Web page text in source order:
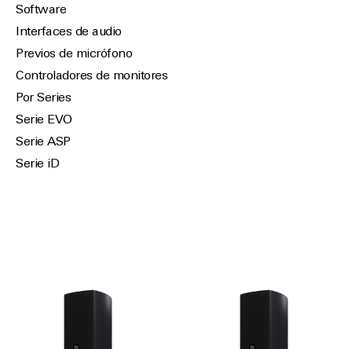
Software
Interfaces de audio
Previos de micrófono
Controladores de monitores
Por Series
Serie EVO
Serie ASP
Serie iD